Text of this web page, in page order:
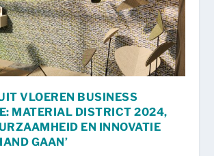
VLOEREN BUSINESS
MATERIAL DISTRICT 2024,
EN INNOVATIE
GAAN’